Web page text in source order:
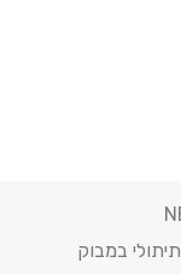
תיתולי במבוק